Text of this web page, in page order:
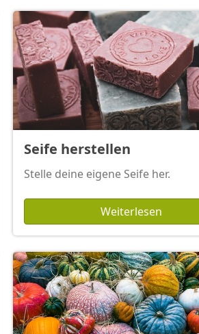
Seife herstellen
Stelle deine eigene Seife her.
Weiterlesen